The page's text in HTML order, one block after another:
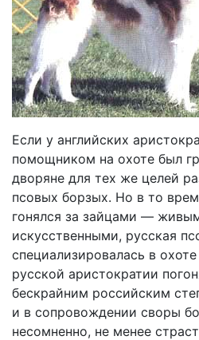
Если у английских
помощником на охоте был
дворяне для тех же целей
псовых борзых. Но в то
гонялся за зайцами —
искусственными, русская
специализировалась в
русской аристократии
бескрайним российским
и в сопровождении своры
несомненно, не менее